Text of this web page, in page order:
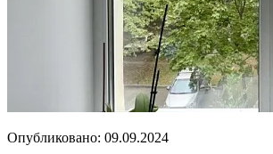
Опубликовано: 09.09.2024